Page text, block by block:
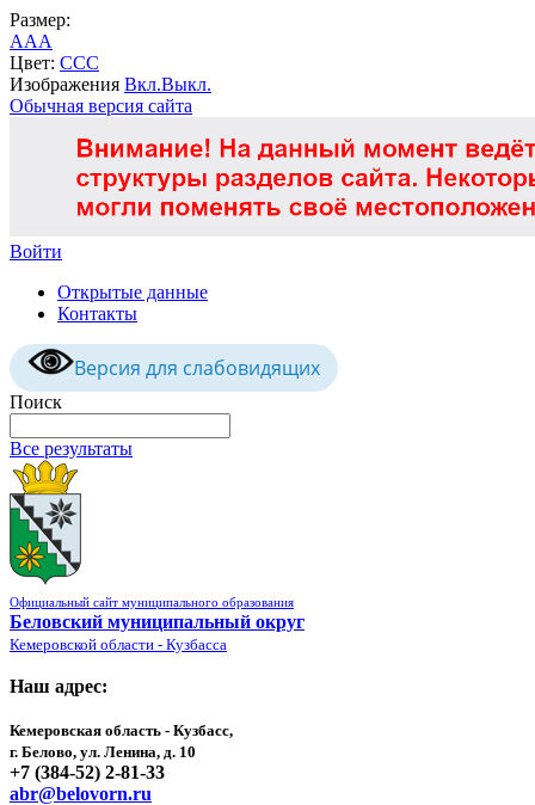
Размер:
AAA
Цвет: CCC
Изображения Вкл.Выкл.
Обычная версия сайта
Войти
Открытые данные
Контакты
Версия для слабовидящих
Поиск
Все результаты
Официальный сайт муниципального образования
Беловский муниципальный округ
Кемеровской области - Кузбасса
Наш адрес:
Кемеровская область - Кузбасс,
г. Белово, ул. Ленина, д. 10
+7 (384-52) 2-81-33
abr@belovorn.ru